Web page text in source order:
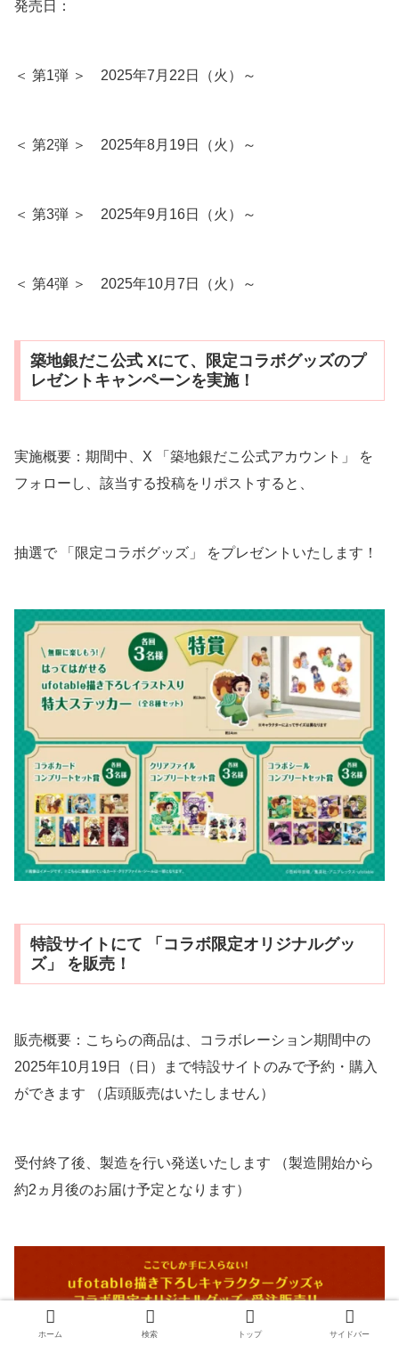
発売日：
＜ 第1弾 ＞ 2025年7月22日（火）～
＜ 第2弾 ＞ 2025年8月19日（火）～
＜ 第3弾 ＞ 2025年9月16日（火）～
＜ 第4弾 ＞ 2025年10月7日（火）～
築地銀だこ公式 Xにて、限定コラボグッズのプ
レゼントキャンペーンを実施！
実施概要：期間中、X 「築地銀だこ公式アカウント」 を
フォローし、該当する投稿をリポストすると、
抽選で 「限定コラボグッズ」 をプレゼントいたします！
特設サイトにて 「コラボ限定オリジナルグッ
ズ」 を販売！
販売概要：こちらの商品は、コラボレーション期間中の
2025年10月19日（日）まで特設サイトのみで予約・購入
ができます （店頭販売はいたしません）
受付終了後、製造を行い発送いたします （製造開始から
約2ヵ月後のお届け予定となります）
ホーム 検索 トップ サイドバー